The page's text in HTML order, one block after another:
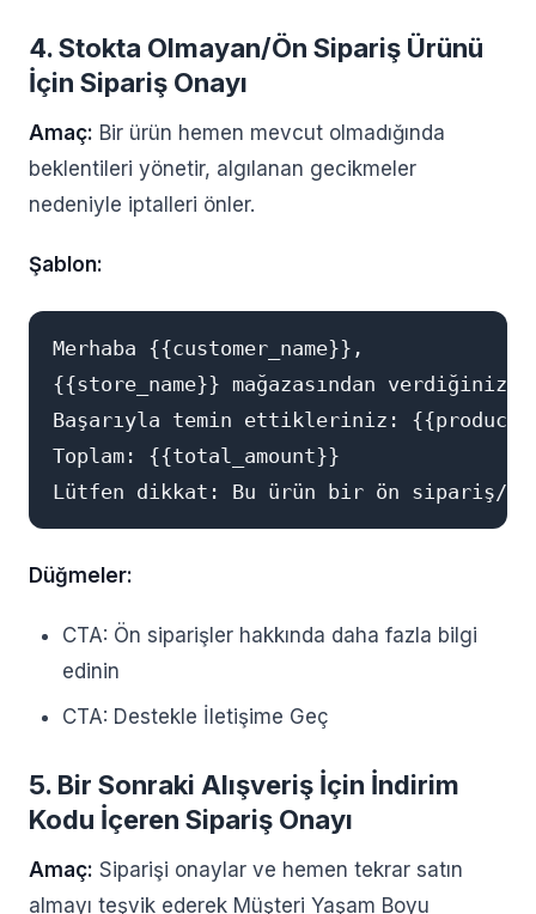
4. Stokta Olmayan/Ön Sipariş Ürünü
İçin Sipariş Onayı
Amaç: Bir ürün hemen mevcut olmadığında
beklentileri yönetir, algılanan gecikmeler
nedeniyle iptalleri önler.
Şablon:
Merhaba {{customer_name}},
{{store_name}} mağazasından
Başarıyla temin ettikleriniz:
Toplam: {{total_amount}}
Düğmeler:
CTA: Ön siparişler hakkında daha fazla bilgi
edinin
CTA: Destekle İletişime Geç
5. Bir Sonraki Alışveriş İçin İndirim
Kodu İçeren Sipariş Onayı
Amaç: Siparişi onaylar ve hemen tekrar satın
almayı teşvik ederek Müşteri Yaşam Boyu